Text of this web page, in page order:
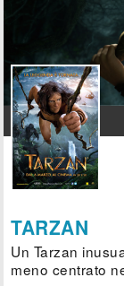
TARZAN
Un Tarzan
meno centrato